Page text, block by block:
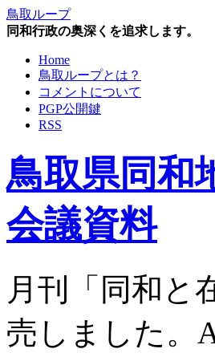
鳥取ループ
同和行政の奥深くを追求します。
Home
鳥取ループとは？
コメントについて
PGP公開鍵
RSS
鳥取県同和
会議資料
月刊「同和と
売しました。